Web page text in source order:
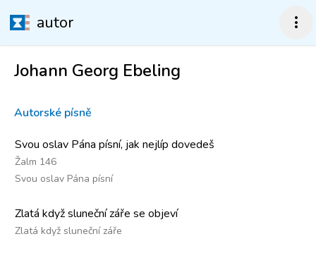
autor more_vert
Johann Georg Ebeling
Autorské písně
Svou oslav Pána písní, jak nejlíp dovedeš
Žalm 146
Svou oslav Pána písní
Zlatá když sluneční záře se objeví
Zlatá když sluneční záře